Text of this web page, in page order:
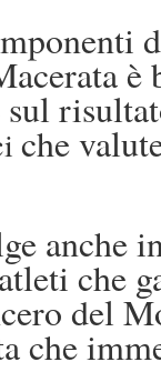
è
sul
che
anche
atleti che
del
che